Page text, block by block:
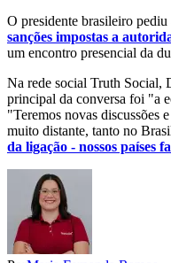
O presidente brasileiro pediu
sanções impostas a
um encontro presencial da
Na rede social Truth Social,
principal da conversa foi "a
"Teremos novas discussões
muito distante, tanto no
da ligação - nossos países